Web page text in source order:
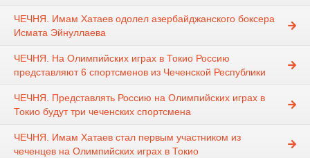
ЧЕЧНЯ. Имам Хатаев одолел азербайджанского боксера
Исмата Эйнуллаева
ЧЕЧНЯ. На Олимпийских играх в Токио Россию
представляют 6 спортсменов из Чеченской Республики
ЧЕЧНЯ. Представлять Россию на Олимпийских играх в
Токио будут три чеченских спортсмена
ЧЕЧНЯ. Имам Хатаев стал первым участником из
чеченцев на Олимпийских играх в Токио